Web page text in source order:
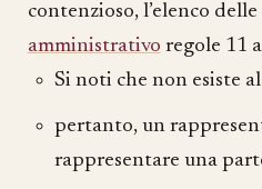
contenzioso, l’elenco
amministrativo regole 11
Si noti che non esiste
pertanto, un
rappresentare una